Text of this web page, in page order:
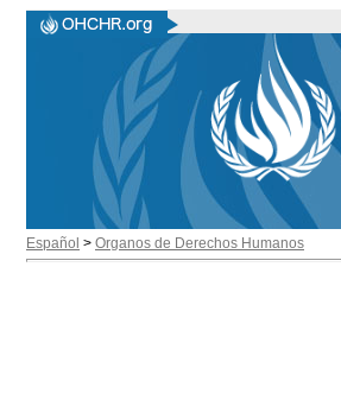
Español > Organos de Derechos Humanos